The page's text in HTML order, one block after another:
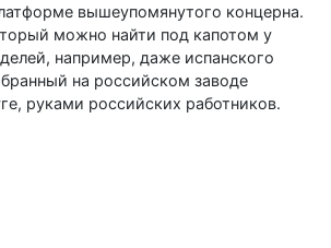
вышеупомянутого концерна.
можно найти под капотом у
например, даже испанского
на российском заводе
руками российских работников.